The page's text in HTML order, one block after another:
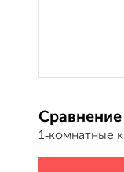
1‑комнатные